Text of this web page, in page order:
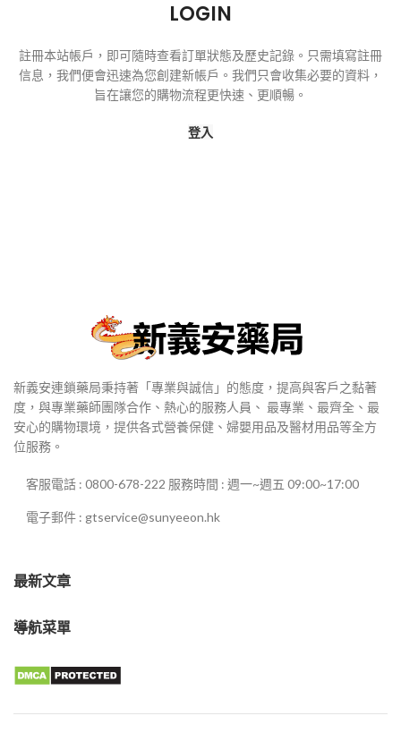
LOGIN
註冊本站帳戶，即可隨時查看訂單狀態及歷史記錄。只需填寫註冊
信息，我們便會迅速為您創建新帳戶。我們只會收集必要的資料，
旨在讓您的購物流程更快速、更順暢。
登入
新義安連鎖藥局秉持著「專業與誠信」的態度，提高與客戶之黏著
度，與專業藥師團隊合作、熱心的服務人員、 最專業、最齊全、最
安心的購物環境，提供各式營養保健、婦嬰用品及醫材用品等全方
位服務。
客服電話 : 0800-678-222 服務時間 : 週一~週五 09:00~17:00
電子郵件 : gtservice@sunyeeon.hk
最新文章
導航菜單